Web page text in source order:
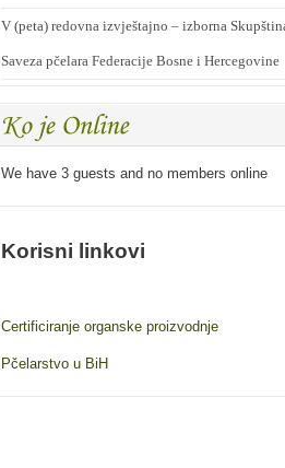
V (peta) redovna izvještajno – izborna
Saveza pčelara Federacije Bosne i Hercegovine
We have 3 guests and no members online
Korisni linkovi
Certificiranje organske proizvodnje
Pčelarstvo u BiH